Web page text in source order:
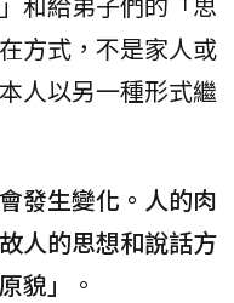
方式，不是家人或
人以另一種形式繼
發生變化。人的肉
人的思想和說話方
貌」
。